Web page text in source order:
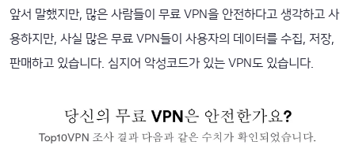
앞서 말했지만, 많은 사람들이 무료 VPN을 안전하다고 생각하고 사
용하지만, 사실 많은 무료 VPN들이 사용자의 데이터를 수집, 저장,
판매하고 있습니다. 심지어 악성코드가 있는 VPN도 있습니다.